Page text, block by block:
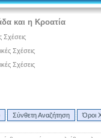
και η Κροατία
Σχέσεις
Σχέσεις
Σχέσεις
Σύνθετη Αναζήτηση Όροι